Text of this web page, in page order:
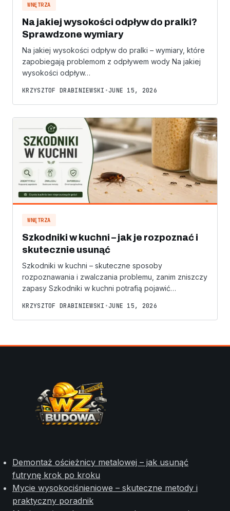
WNĘTRZA
Na jakiej wysokości odpływ do pralki?
Sprawdzone wymiary
Na jakiej wysokości odpływ do pralki – wymiary, które
zapobiegają problemom z odpływem wody Na jakiej
wysokości odpływ…
KRZYSZTOF DRABINIEWSKI • JUNE 15, 2026
WNĘTRZA
Szkodniki w kuchni – jak je rozpoznać i
skutecznie usunąć
Szkodniki w kuchni – skuteczne sposoby
rozpoznawania i zwalczania problemu, zanim zniszczy
zapasy Szkodniki w kuchni potrafią pojawić…
KRZYSZTOF DRABINIEWSKI • JUNE 15, 2026
Demontaż ościeżnicy metalowej – jak usunąć
futrynę krok po kroku
Mycie wysokociśnieniowe – skuteczne metody i
praktyczny poradnik